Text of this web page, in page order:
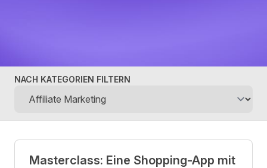
NACH KATEGORIEN FILTERN
Posts
Masterclass: Eine Shopping-App mit